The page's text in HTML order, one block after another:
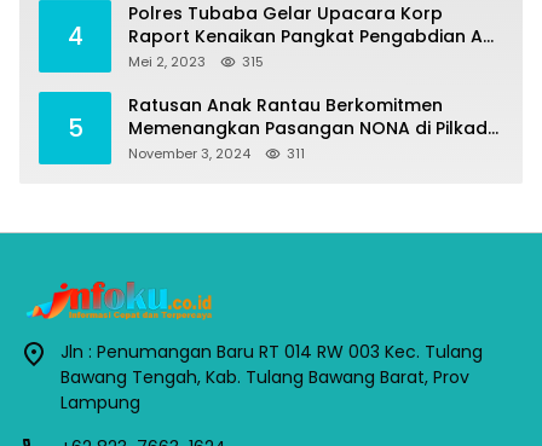
4
Polres Tubaba Gelar Upacara Korp
Raport Kenaikan Pangkat Pengabdian AKP
Alaidin Effendi
Mei 2, 2023 315
5
Ratusan Anak Rantau Berkomitmen
Memenangkan Pasangan NONA di Pilkada
Tubaba 2024
November 3, 2024 311
Jln : Penumangan Baru RT 014 RW 003 Kec. Tulang
Bawang Tengah, Kab. Tulang Bawang Barat, Prov
Lampung